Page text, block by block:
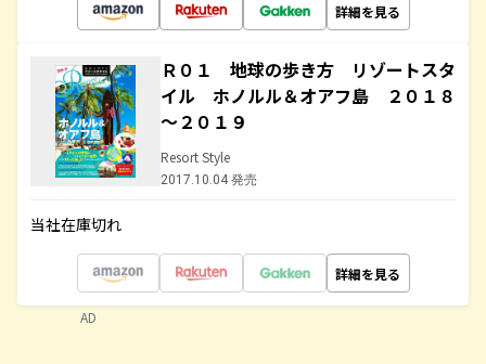
詳細を見る
Ｒ０１ 地球の歩き方 リゾートスタ
イル ホノルル＆オアフ島 ２０１８
～２０１９
Resort Style
2017.10.04 発売
当社在庫切れ
詳細を見る
AD